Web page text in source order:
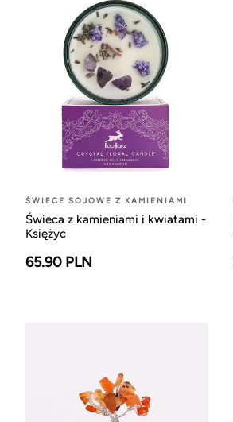
ŚWIECE SOJOWE Z KAMIENIAMI
Świeca z kamieniami i kwiatami -
Księżyc
65.90 PLN